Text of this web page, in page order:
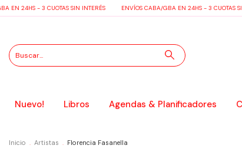
EN 24HS - 3 CUOTAS SIN INTERÉS ENVÍOS CABA/GBA EN 24HS - 3 CUOTAS
Nuevo! Libros Agendas & Planificadores
Inicio . Artistas . Florencia Fasanella